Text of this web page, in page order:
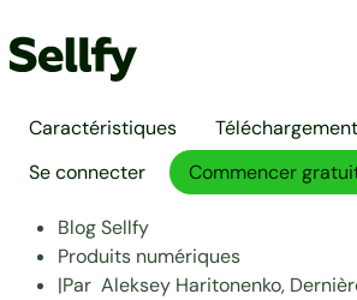
Caractéristiques
Se connecter
Commencer
Blog Sellfy
Produits numériques
|Par Aleksey Haritonenko,